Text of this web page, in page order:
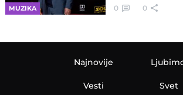
MUZIKA 0 0
Najnovije
Vesti Svet